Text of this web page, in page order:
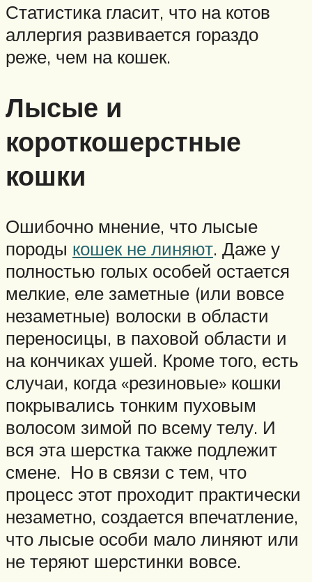
Статистика гласит, что на котов
аллергия развивается гораздо
реже, чем на кошек.
Лысые и
короткошерстные
кошки
Ошибочно мнение, что лысые
породы кошек не линяют. Даже у
полностью голых особей остается
мелкие, еле заметные (или вовсе
незаметные) волоски в области
переносицы, в паховой области и
на кончиках ушей. Кроме того, есть
случаи, когда «резиновые» кошки
покрывались тонким пуховым
волосом зимой по всему телу. И
вся эта шерстка также подлежит
смене. Но в связи с тем, что
процесс этот проходит практически
незаметно, создается впечатление,
что лысые особи мало линяют или
не теряют шерстинки вовсе.